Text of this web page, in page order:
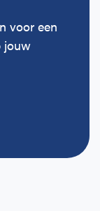
voor een
jouw